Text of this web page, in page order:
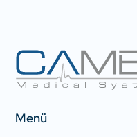
Menü